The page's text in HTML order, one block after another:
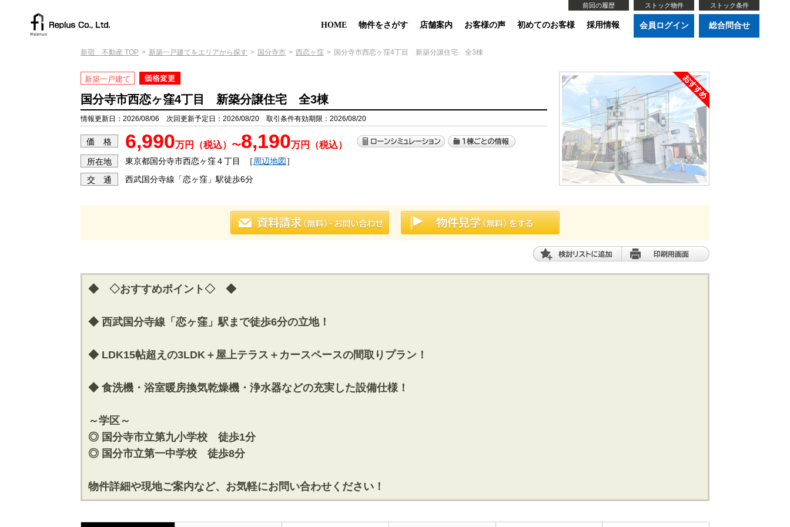
前回の履歴 ストック物件 ストック条件
会員ログイン 総合問合せ
HOME 物件をさがす 店舗案内 お客様の声 初めてのお客様 採用情報
新宿 不動産 TOP 新築一戸建てをエリアから探す 国分寺市 西恋ヶ窪 国分寺市西恋ヶ窪4丁目 新築分譲住宅 全3棟
新築一戸建て
国分寺市西恋ヶ窪4丁目 新築分譲住宅 全3棟
情報更新日：2026/08/06 次回更新予定日：2026/08/20 取引条件有効期限：2026/08/20
価 格 6,990万円（税込）〜8,190万円（税込）
所在地 東京都国分寺市西恋ヶ窪４丁目 ［ 周辺地図］
交 通 西武国分寺線「恋ヶ窪」駅徒歩6分
◆ ◇おすすめポイント◇ ◆
◆ 西武国分寺線「恋ヶ窪」駅まで徒歩6分の立地！
◆ LDK15帖超えの3LDK＋屋上テラス＋カースペースの間取りプラン！
◆ 食洗機・浴室暖房換気乾燥機・浄水器などの充実した設備仕様！
～学区～
◎ 国分寺市立第九小学校 徒歩1分
◎ 国分市立第一中学校 徒歩8分
物件詳細や現地ご案内など、お気軽にお問い合わせください！